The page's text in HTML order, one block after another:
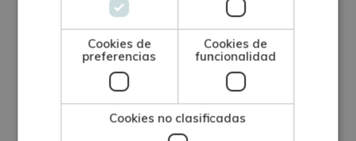
Seguros especializados
en objetos artísticos.
Coleccionistas privados
y asesorías artísticas.
Metodología
Cookies de
preferencias
Cookies de
funcionalidad
Cookies no clasificadas